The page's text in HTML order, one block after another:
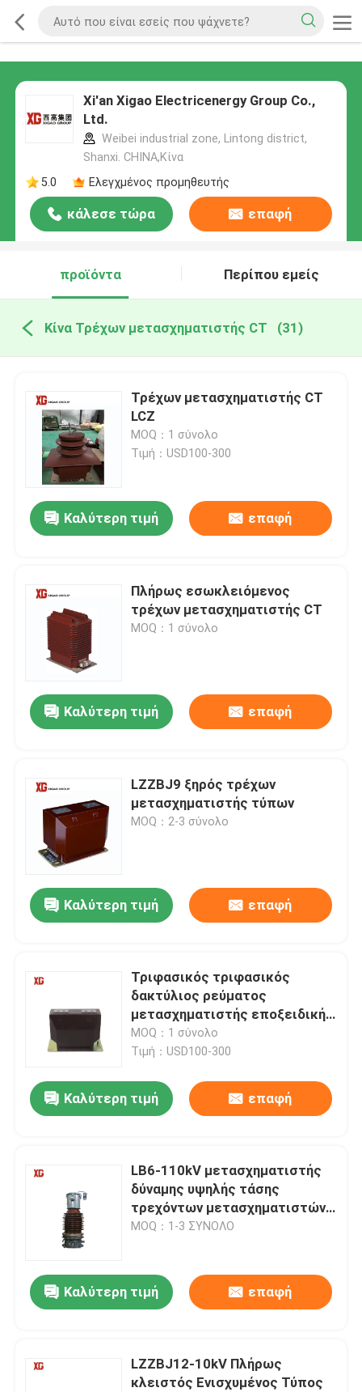
Xi'an Xigao Electricenergy Group Co.,
Ltd.
Weibei industrial zone, Lintong district,
Shanxi. CHINA,Κίνα
5.0
Ελεγχμένος προμηθευτής
κάλεσε τώρα επαφή
προϊόντα Περίπου εμείς
Κίνα Τρέχων μετασχηματιστής CT (31)
Τρέχων μετασχηματιστής CT
LCZ
MOQ：1 σύνολο
Τιμή：USD100-300
Καλύτερη τιμή επαφή
Πλήρως εσωκλειόμενος
τρέχων μετασχηματιστής CT
MOQ：1 σύνολο
Καλύτερη τιμή επαφή
LZZBJ9 ξηρός τρέχων
μετασχηματιστής τύπων
MOQ：2-3 σύνολο
Καλύτερη τιμή επαφή
Τριφασικός τριφασικός
δακτύλιος ρεύματος
μετασχηματιστής εποξειδικής
ρητίνης χύτευση LZZBJ9 10kV
MOQ：1 σύνολο
Τιμή：USD100-300
Καλύτερη τιμή επαφή
LB6-110kV μετασχηματιστής
δύναμης υψηλής τάσης
τρεχόντων μετασχηματιστών
CT
MOQ：1-3 ΣΥΝΟΛΟ
Καλύτερη τιμή επαφή
LZZBJ12-10kV Πλήρως
κλειστός Ενισχυμένος Τύπος